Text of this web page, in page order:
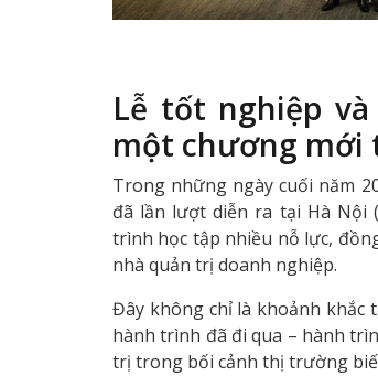
Lễ tốt nghiệp
một chương mới
Trong những ngày cuối năm
đã lần lượt diễn ra tại Hà Nội
trình học tập nhiều nỗ lực,
nhà quản trị doanh nghiệp.
Đây không chỉ là khoảnh khắc
hành trình đã đi qua – hành
trị trong bối cảnh thị trường